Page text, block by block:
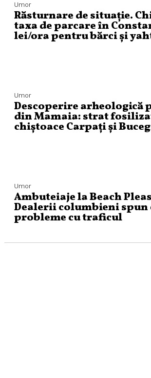
Umor
Răsturnare de situație.
taxa de parcare în
lei/ora pentru bărci și
Umor
Descoperire arheologică
din Mamaia: strat
chiștoace Carpați și
Umor
Ambuteiaje la Beach
Dealerii columbieni spun
probleme cu traficul